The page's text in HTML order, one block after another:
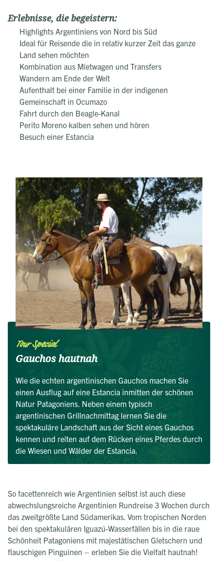
Erlebnisse, die begeistern:
Highlights Argentiniens von Nord bis Süd
Ideal für Reisende die in relativ kurzer Zeit das ganze
Land sehen möchten
Kombination aus Mietwagen und Transfers
Wandern am Ende der Welt
Aufenthalt bei einer Familie in der indigenen
Gemeinschaft in Ocumazo
Fahrt durch den Beagle-Kanal
Perito Moreno kalben sehen und hören
Besuch einer Estancia
Tour Special
Gauchos hautnah
Wie die echten argentinischen Gauchos machen Sie
einen Ausflug auf eine Estancia inmitten der schönen
Natur Patagoniens. Neben einem typisch
argentinischen Grillnachmittag lernen Sie die
spektakuläre Landschaft aus der Sicht eines Gauchos
kennen und reiten auf dem Rücken eines Pferdes durch
die Wiesen und Wälder der Estancia.
So facettenreich wie Argentinien selbst ist auch diese
abwechslungsreiche Argentinien Rundreise 3 Wochen durch
das zweitgrößte Land Südamerikas. Vom tropischen Norden
bei den spektakulären Iguazú-Wasserfällen bis in die raue
Schönheit Patagoniens mit majestätischen Gletschern und
flauschigen Pinguinen – erleben Sie die Vielfalt hautnah!